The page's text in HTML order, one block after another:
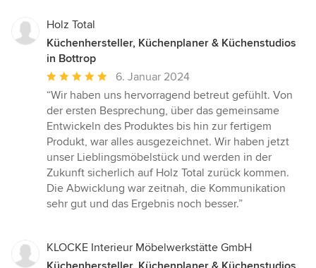
Holz Total
Küchenhersteller, Küchenplaner & Küchenstudios
in Bottrop
Durchschnittliche
Bewertung:
5
von
5
Sternen
6. Januar 2024
“Wir haben uns hervorragend betreut gefühlt. Von
der ersten Besprechung, über das gemeinsame
Entwickeln des Produktes bis hin zur fertigem
Produkt, war alles ausgezeichnet. Wir haben jetzt
unser Lieblingsmöbelstück und werden in der
Zukunft sicherlich auf Holz Total zurück kommen.
Die Abwicklung war zeitnah, die Kommunikation
sehr gut und das Ergebnis noch besser.”
KLOCKE Interieur Möbelwerkstätte GmbH